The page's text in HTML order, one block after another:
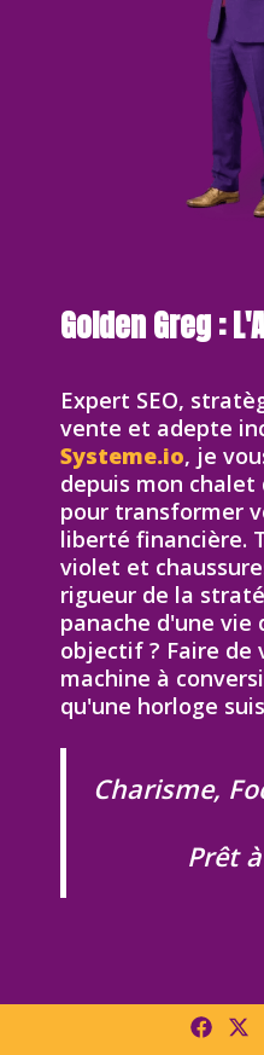
Golden Greg :
Expert SEO,
vente et adepte
Systeme.io, je
depuis mon chalet
pour transformer
liberté financière.
violet et
rigueur de la
panache d'une vie
objectif ? Faire de
machine à
qu'une horloge
Charisme,
Prêt